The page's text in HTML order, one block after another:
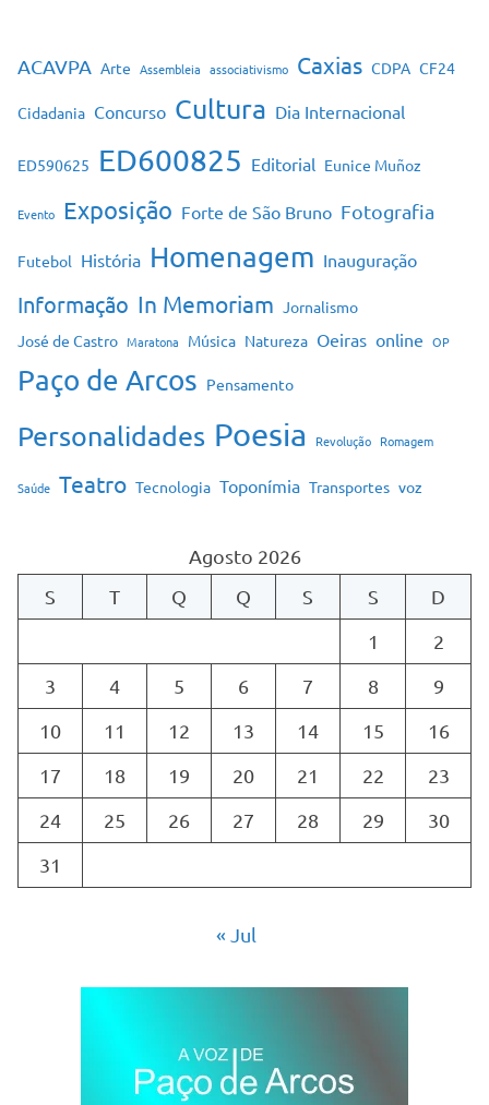
ACAVPA Arte Assembleia associativismo Caxias CDPA CF24
Cidadania Concurso Cultura Dia Internacional
ED590625 ED600825 Editorial Eunice Muñoz
Evento Exposição Forte de São Bruno Fotografia
Futebol História Homenagem Inauguração
Informação In Memoriam Jornalismo
José de Castro Maratona Música Natureza Oeiras online OP
Paço de Arcos Pensamento
Personalidades Poesia Revolução Romagem
Saúde Teatro Tecnologia Toponímia Transportes voz
Agosto 2026
S
T Q Q S S
D
1
2
3
4 5 6 7 8
9
10
11 12 13 14 15
16
17
18 19 20 21 22
23
24
25 26 27 28 29
30
31
« Jul